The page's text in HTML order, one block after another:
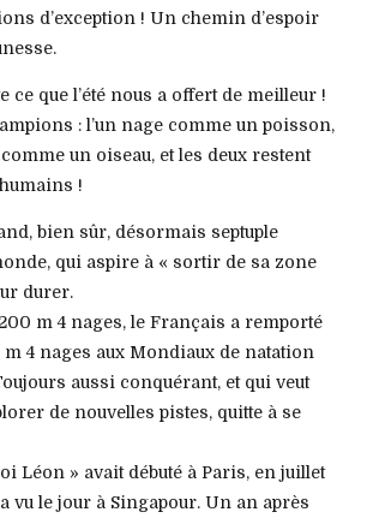
d’exception ! Un chemin d’espoir
ce que l’été nous a offert de meilleur !
: l’un nage comme un poisson,
comme un oiseau, et les deux restent
!
bien sûr, désormais septuple
qui aspire à « sortir de sa zone
durer.
m 4 nages, le Français a remporté
4 nages aux Mondiaux de natation
aussi conquérant, et qui veut
de nouvelles pistes, quitte à se
Léon » avait débuté à Paris, en juillet
vu le jour à Singapour. Un an après